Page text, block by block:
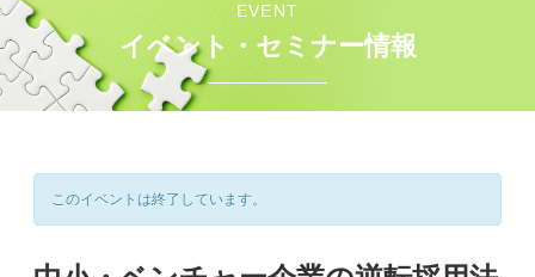
EVENT
イベント・セミナー情報
このイベントは終了しています。